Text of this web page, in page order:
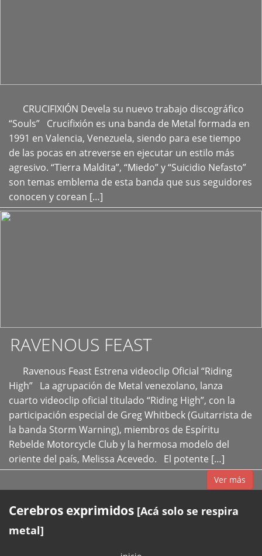
CRUCIFIXIÓN Devela su nuevo trabajo discográfico
“Souls” Crucifixión es una banda de Metal formada en
1991 en Valencia, Venezuela, siendo para ese tiempo
de las pocas en atreverse en ejecutar un estilo más
agresivo. “Tierra Maldita”, “Miedo” y “Suicidio Nefasto”
son temas emblema de esta banda que sus seguidores
conocen y corean […]
+
RAVENOUS FEAST
Ravenous Feast Estrena videoclip Oficial “Riding
High” La agrupación de Metal venezolano, lanza
cuarto videoclip oficial titulado “Riding High”, con la
participación especial de Greg Whitbeck (Guitarrista de
la banda Storm Warning), miembros de Espíritu
Rebelde Motorcycle Club y la hermosa modelo del
oriente del país, Melissa Acevedo. El potente […]
Ver más
Cerebros exprimidos [Acá solo se respira
metal]